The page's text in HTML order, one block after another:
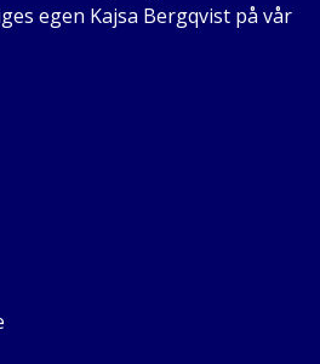
egen Kajsa Bergqvist på vår